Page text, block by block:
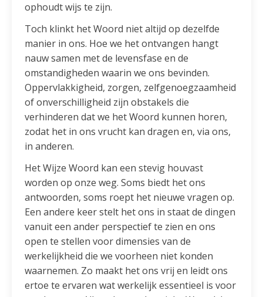
ophoudt wijs te zijn.
Toch klinkt het Woord niet altijd op dezelfde
manier in ons. Hoe we het ontvangen hangt
nauw samen met de levensfase en de
omstandigheden waarin we ons bevinden.
Oppervlakkigheid, zorgen, zelfgenoegzaamheid
of onverschilligheid zijn obstakels die
verhinderen dat we het Woord kunnen horen,
zodat het in ons vrucht kan dragen en, via ons,
in anderen.
Het Wijze Woord kan een stevig houvast
worden op onze weg. Soms biedt het ons
antwoorden, soms roept het nieuwe vragen op.
Een andere keer stelt het ons in staat de dingen
vanuit een ander perspectief te zien en ons
open te stellen voor dimensies van de
werkelijkheid die we voorheen niet konden
waarnemen. Zo maakt het ons vrij en leidt ons
ertoe te ervaren wat werkelijk essentieel is voor